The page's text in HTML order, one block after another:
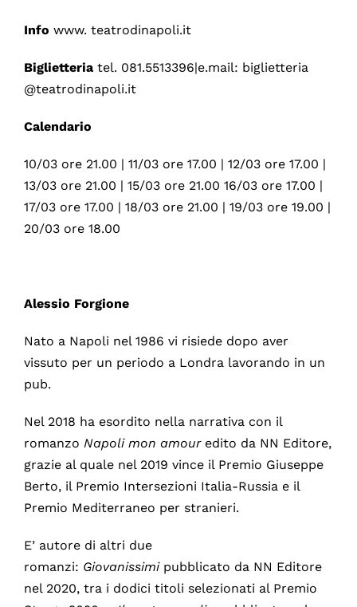
Info www. teatrodinapoli.it
Biglietteriatel. 081.5513396|e.mail: biglietteria
@teatrodinapoli.it
Calendario
10/03 ore 21.00 | 11/03 ore 17.00 | 12/03 ore 17.00 |
13/03 ore 21.00 | 15/03 ore 21.00 16/03 ore 17.00 |
17/03 ore 17.00 | 18/03 ore 21.00 | 19/03 ore 19.00 |
20/03 ore 18.00
Alessio Forgione
Nato a Napoli nel 1986 vi risiede dopo aver
vissuto per un periodo a Londra lavorando in un
pub.
Nel 2018 ha esordito nella narrativa con il
romanzo Napoli mon amouredito da NN Editore,
grazie al quale nel 2019 vince il Premio Giuseppe
Berto, il Premio Intersezioni Italia-Russia e il
Premio Mediterraneo per stranieri.
E’ autore di altri due
romanzi: Giovanissimipubblicato da NN Editore
nel 2020, tra i dodici titoli selezionati al Premio